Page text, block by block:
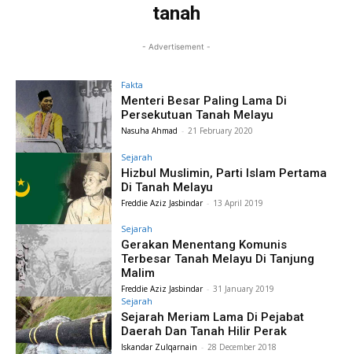
tanah
- Advertisement -
Fakta
Menteri Besar Paling Lama Di
Persekutuan Tanah Melayu
Nasuha Ahmad - 21 February 2020
Sejarah
Hizbul Muslimin, Parti Islam Pertama
Di Tanah Melayu
Freddie Aziz Jasbindar - 13 April 2019
Sejarah
Gerakan Menentang Komunis
Terbesar Tanah Melayu Di Tanjung
Malim
Freddie Aziz Jasbindar - 31 January 2019
Sejarah
Sejarah Meriam Lama Di Pejabat
Daerah Dan Tanah Hilir Perak
Iskandar Zulqarnain - 28 December 2018